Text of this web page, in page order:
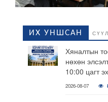
ИХ УНШСАН
Хяналтын
нөхөн
10:00 цагт
2026-08-07